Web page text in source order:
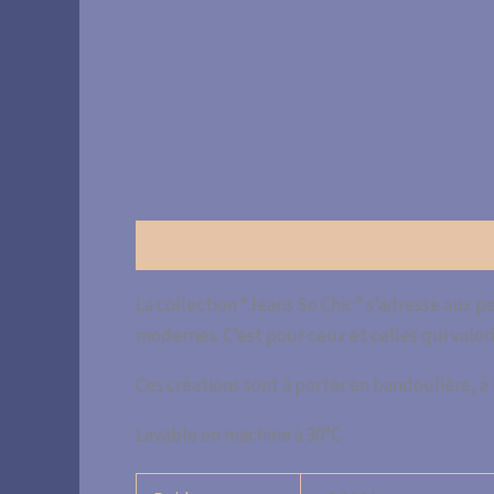
La collection “Jeans So Chic” s’adresse
modernes. C’est pour ceux et celles qui
Ces créations sont à porter en bandoulière,
Lavable en machine à 30°C